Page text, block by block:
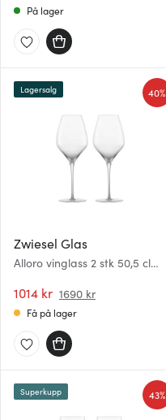
På lager
Zwiesel Glas
Alloro vinglass 2 stk 50,5 cl
1014 kr 1690 kr
40%
Lagersalg
Få på lager
43%
Superkupp